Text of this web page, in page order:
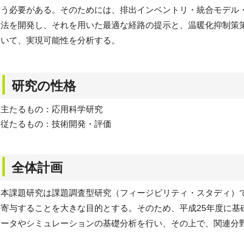
う必要がある。そのためには、排出インベントリ・統合モデ
法を開発し、それを用いた最適な経路の提示と、温暖化抑制
いて、実現可能性を分析する。
研究の性格
主たるもの：応用科学研究
従たるもの：技術開発・評価
全体計画
本課題研究は課題調査型研究（フィージビリティ・スタディ
寄与することを大きな目的とする。そのため、平成25年度に
ータやシミュレーションの基礎分析を行い、その上で、関連